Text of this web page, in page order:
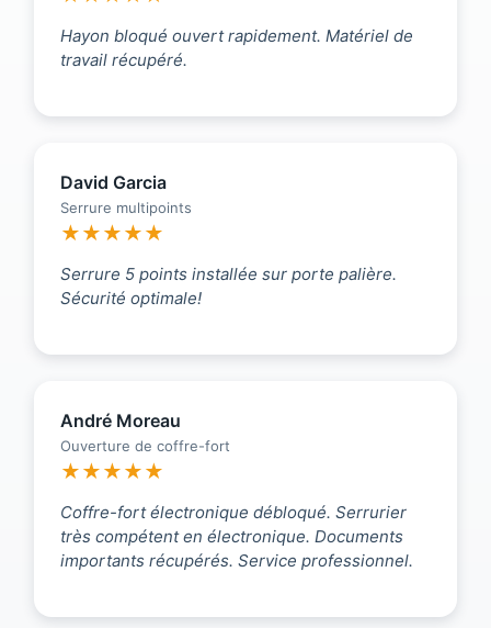
Hayon bloqué ouvert rapidement. Matériel de
travail récupéré.
David Garcia
Serrure multipoints
★★★★★
Serrure 5 points installée sur porte palière.
Sécurité optimale!
André Moreau
Ouverture de coffre-fort
★★★★★
Coffre-fort électronique débloqué. Serrurier
très compétent en électronique. Documents
importants récupérés. Service professionnel.